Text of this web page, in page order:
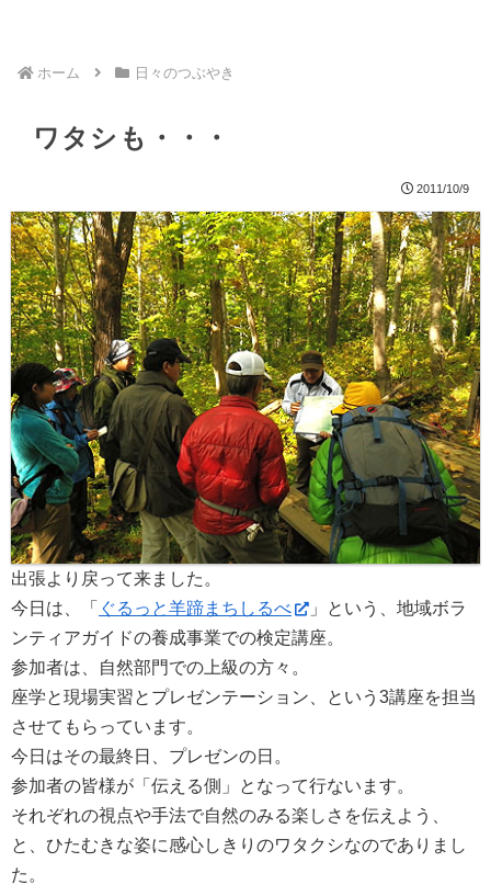
ホーム 日々のつぶやき
ワタシも・・・
2011/10/9
出張より戻って来ました。
今日は、「 ぐるっと羊蹄まちしるべ
」という、地域ボラ
ンティアガイドの養成事業での検定講座。
参加者は、自然部門での上級の方々。
座学と現場実習とプレゼンテーション、という3講座を担当
させてもらっています。
今日はその最終日、プレゼンの日。
参加者の皆様が「伝える側」となって行ないます。
それぞれの視点や手法で自然のみる楽しさを伝えよう、
と、ひたむきな姿に感心しきりのワタクシなのでありまし
た。